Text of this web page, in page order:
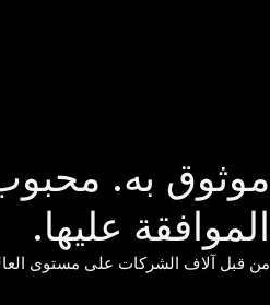
موثوق به.
الموافقة عليها.
من قبل آلاف الشركات على مستوى